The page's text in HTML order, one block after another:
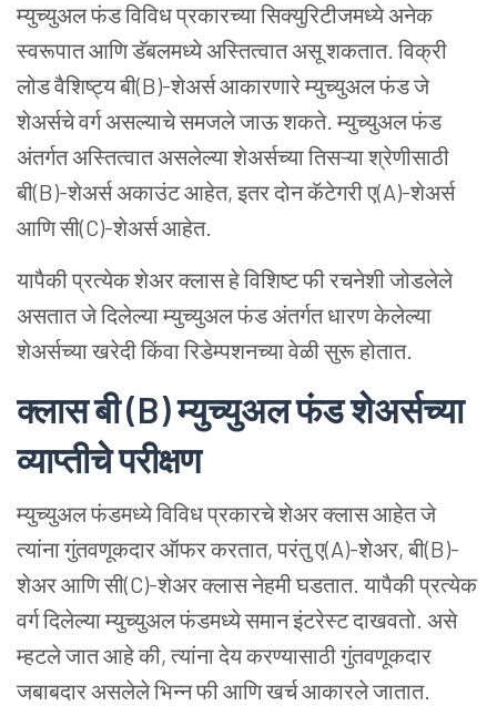
म्युच्युअल फंड विविध प्रकारच्या सिक्युरिटीजमध्ये अनेक
स्वरूपात आणि डॅबलमध्ये अस्तित्वात असू शकतात. विक्री
लोड वैशिष्ट्य बी(B)-शेअर्स आकारणारे म्युच्युअल फंड जे
शेअर्सचे वर्ग असल्याचे समजले जाऊ शकते. म्युच्युअल फंड
अंतर्गत अस्तित्वात असलेल्या शेअर्सच्या तिसऱ्या श्रेणीसाठी
बी(B)-शेअर्स अकाउंट आहेत, इतर दोन कॅटेगरी ए(A)-शेअर्स
आणि सी(C)-शेअर्स आहेत.
यापैकी प्रत्येक शेअर क्लास हे विशिष्ट फी रचनेशी जोडलेले
असतात जे दिलेल्या म्युच्युअल फंड अंतर्गत धारण केलेल्या
शेअर्सच्या खरेदी किंवा रिडेम्पशनच्या वेळी सुरू होतात.
क्लासबी(B)म्युच्युअलफंडशेअर्सच्या
व्याप्तीचेपरीक्षण
म्युच्युअल फंडमध्ये विविध प्रकारचे शेअर क्लास आहेत जे
त्यांना गुंतवणूकदार ऑफर करतात, परंतु ए(A)-शेअर, बी(B)-
शेअर आणि सी(C)-शेअर क्लास नेहमी घडतात. यापैकी प्रत्येक
वर्ग दिलेल्या म्युच्युअल फंडमध्ये समान इंटरेस्ट दाखवतो. असे
म्हटले जात आहे की, त्यांना देय करण्यासाठी गुंतवणूकदार
जबाबदार असलेले भिन्न फी आणि खर्च आकारले जातात.